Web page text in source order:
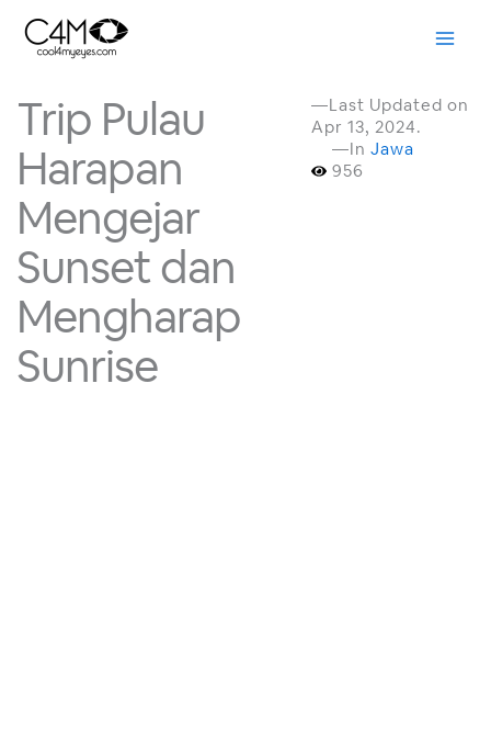
content
Trip Pulau
Harapan
Mengejar
Sunset dan
Mengharap
Sunrise
—Last Updated on
Apr 13, 2024.
—In Jawa
956